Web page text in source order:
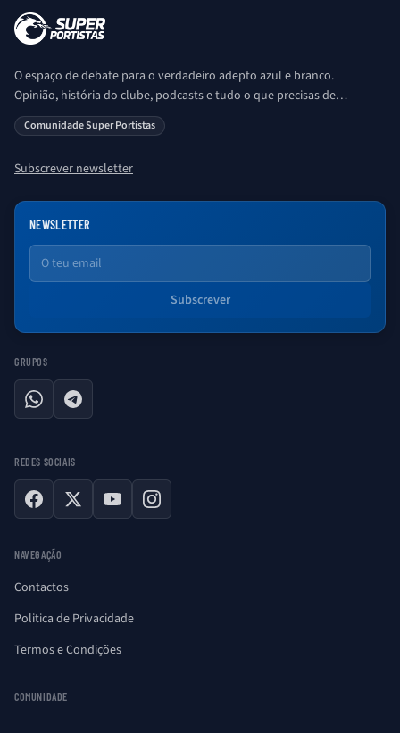
O espaço de debate para o verdadeiro adepto azul e branco.
Opinião, história do clube, podcasts e tudo o que precisas de
saber sobre o universo Porto. Ser Porto é aqui!
Comunidade Super Portistas
Subscrever newsletter
NEWSLETTER
Email
Subscrever
GRUPOS
WhatsAppTelegram
REDES SOCIAIS
Facebook
X YouTubeInstagram
NAVEGAÇÃO
Contactos
Politica de Privacidade
Termos e Condições
COMUNIDADE